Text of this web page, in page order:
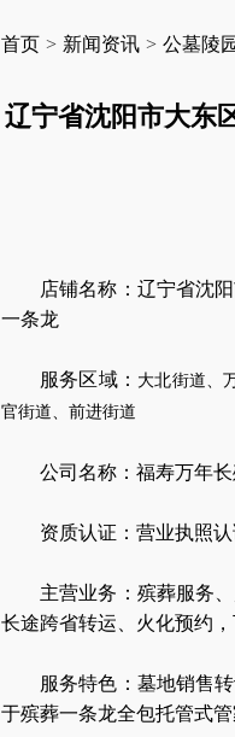
首页 > 新闻资讯 > 公墓陵园
辽宁省沈阳市大东
店铺名称：辽宁省沈
一条龙
服务区域： 大北街道、
官街道、前进街道
公司名称： 福寿万年
资质认证：营业执照认
主营业务： 殡葬服务
长途跨省转运
火化预约 ，
服务特色： 墓地销售
于殡葬一条龙全包托管式